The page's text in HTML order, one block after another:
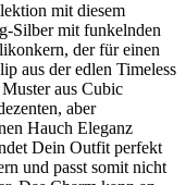
mit diesem
Silber mit funkelnden
der für einen
aus der edlen Timeless
aus Cubic
aber
Hauch Eleganz
Dein Outfit perfekt
und passt somit nicht